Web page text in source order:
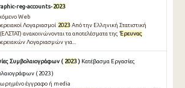
reg-accounts- 2023
Web
Λογαριασμοί 2023Από την Ελληνική Στατιστική
ανακοινώνονται τα αποτελέσματα της Έρευνας
Λογαριασμών για...
Συμβολαιογράφων ( 2023) Κατέβασμα Εργασίες
( 2023 )
έγγραφο ή media